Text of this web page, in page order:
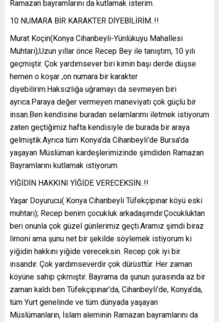
Ramazan bayramlarını da kutlamak isterim.
10 NUMARA BİR KARAKTER DİYEBİLİRİM..!!
Murat Koçin(Konya Cihanbeyli-Yünlükuyu Mahallesi
Muhtarı);Uzun yıllar önce Recep Bey ile tanıştım, 10 yılı
geçmiştir. Çok yardımsever biri kimin başı derde düşse
hemen o koşar ,on numara bir karakter
diyebilirim.Haksızlığa uğramayı da sevmeyen biri
ayrıca.Paraya değer vermeyen maneviyatı çok güçlü bir
insan.Ben kendisine buradan selamlarımı iletmek istiyorum
zaten geçtiğimiz hafta kendisiyle de burada bir araya
gelmiştik.Ayrıca tüm Konya’da Cihanbeyli’de Bursa’da
yaşayan Müslüman kardeşlerimizinde şimdiden Ramazan
Bayramlarını kutlamak istiyorum.
YİĞİDİN HAKKINI YİĞİDE VERECEKSİN..!!
Yaşar Doyurucu( Konya Cihanbeyli Tüfekçipınar köyü eski
muhtarı); Recep benim çocukluk arkadaşımdır.Çocukluktan
beri onunla çok güzel günlerimiz geçti.Aramız şimdi biraz
limoni ama şunu net bir şekilde söylemek istiyorum ki
yiğidin hakkını yiğide vereceksin. Recep çok iyi bir
insandır. Çok yardımseverdir çok dürüsttür. Her zaman
köyüne sahip çıkmıştır. Bayrama da şunun şurasında az bir
zaman kaldı ben Tüfekçipınar’da, Cihanbeyli’de, Konya’da,
tüm Yurt genelinde ve tüm dünyada yaşayan
Müslümanların, İslam aleminin Ramazan bayramlarını da